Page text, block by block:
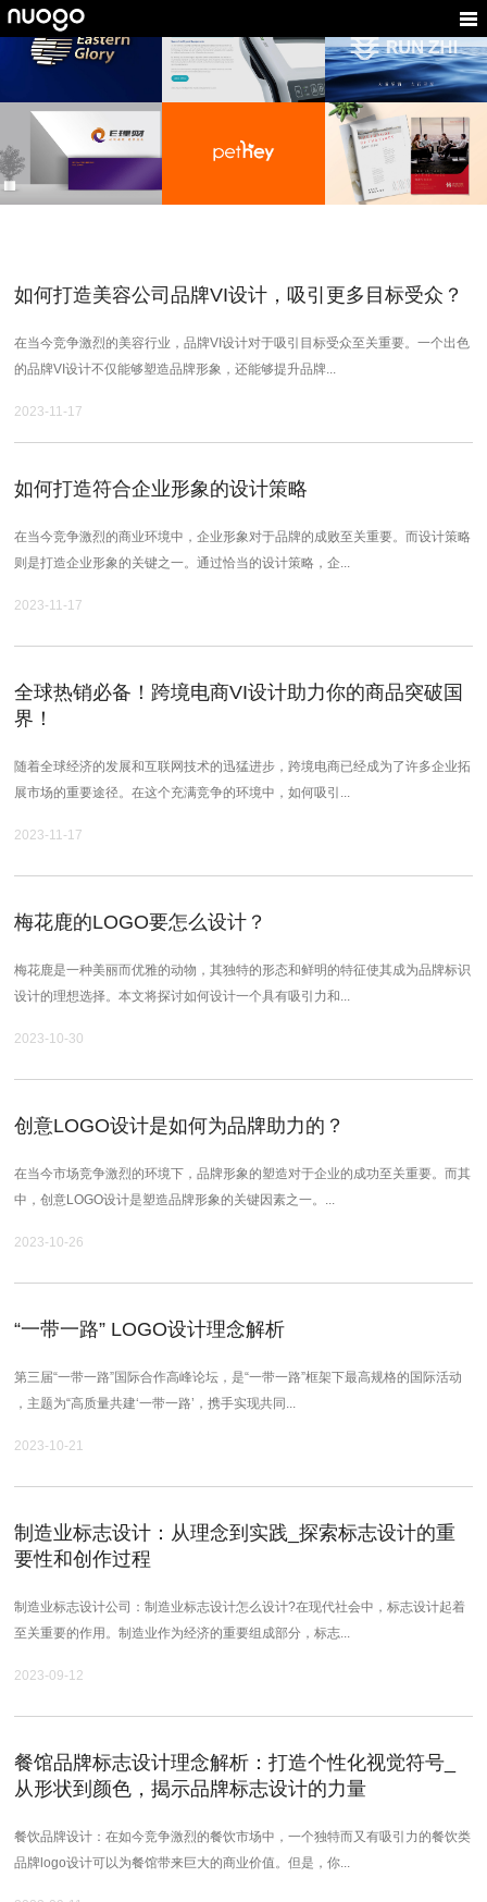
東榮财务顾问
金融公司LOGO设
E理财
金融VI设计,基金理财
LOGO设计,VI设计
医疗产品VI设计,科技公
司品牌设计
宠物品牌形象设计,宠物
医药集团品牌设计,中医
标志设计
合络科技
新能源VI设计,汽车
LOGO设计
如何打造美容公司品牌VI设计，吸引更多目标受众？
在当今竞争激烈的美容行业，品牌VI设计对于吸引目标受众至关重要。一个出色
的品牌VI设计不仅能够塑造品牌形象，还能够提升品牌...
2023-11-17
如何打造符合企业形象的设计策略
在当今竞争激烈的商业环境中，企业形象对于品牌的成败至关重要。而设计策略
则是打造企业形象的关键之一。通过恰当的设计策略，企...
2023-11-17
全球热销必备！跨境电商VI设计助力你的商品突破国
界！
随着全球经济的发展和互联网技术的迅猛进步，跨境电商已经成为了许多企业拓
展市场的重要途径。在这个充满竞争的环境中，如何吸引...
2023-11-17
梅花鹿的LOGO要怎么设计？
梅花鹿是一种美丽而优雅的动物，其独特的形态和鲜明的特征使其成为品牌标识
设计的理想选择。本文将探讨如何设计一个具有吸引力和...
2023-10-30
创意LOGO设计是如何为品牌助力的？
在当今市场竞争激烈的环境下，品牌形象的塑造对于企业的成功至关重要。而其
中，创意LOGO设计是塑造品牌形象的关键因素之一。...
2023-10-26
“一带一路” LOGO设计理念解析
第三届“一带一路”国际合作高峰论坛，是“一带一路”框架下最高规格的国际活动
，主题为“高质量共建‘一带一路’，携手实现共同...
2023-10-21
制造业标志设计：从理念到实践_探索标志设计的重
要性和创作过程
制造业标志设计公司：制造业标志设计怎么设计?​在现代社会中，标志设计起着
至关重要的作用。制造业作为经济的重要组成部分，标志...
2023-09-12
餐馆品牌标志设计理念解析：打造个性化视觉符号_
从形状到颜色，揭示品牌标志设计的力量
餐饮品牌设计：在如今竞争激烈的餐饮市场中，一个独特而又有吸引力的餐饮类
品牌logo设计可以为餐馆带来巨大的商业价值。但是，你...